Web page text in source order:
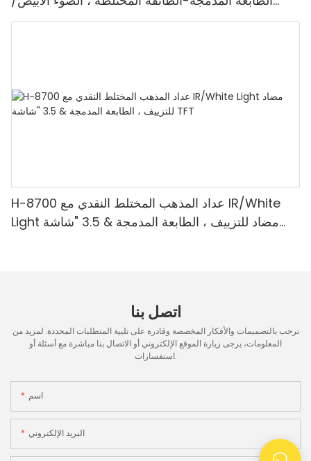
الأشعة تحت الحمراء/ملغ الكشف & حساب القيمة
H-8700 عداد المذهب المختلط النقدي مع IR/White
Light مضاد للتزييف ، الطابعة المدمجة & 3.5 "شاشة
اتصل بنا
نرحب بالتصميمات والأفكار المخصصة وقادرة على تلبية المتطلبات المحددة. لمزيد من
المعلومات، يرجى زيارة الموقع الإلكتروني أو الاتصال بنا مباشرة مع أسئلة أو
استفسارات.
اسم
البريد الإلكتروني